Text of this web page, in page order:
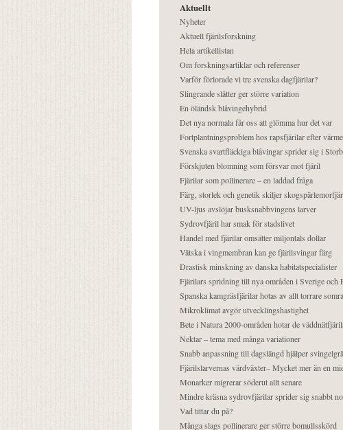
Aktuellt
Nyheter
Aktuell fjärilsforskning
Hela artikellistan
Om forskningsartiklar och referenser
Varför förlorade vi tre svenska dagfjärilar?
Slingrande slåtter ger större variation
En öländsk blåvingehybrid
Det nya normala får oss att glömma hur det var
Fortplantningsproblem hos rapsfjärilar efter
Svenska svartfläckiga blåvingar sprider sig i
Förskjuten blomning som försvar mot fjäril
Fjärilar som pollinerare – en laddad fråga
Färg, storlek och genetik skiljer
UV-ljus avslöjar busksnabbvingens larver
Sydrovfjäril har smak för stadslivet
Handel med fjärilar omsätter miljontals dollar
Vätska i vingmembran kan ge fjärilsvingar färg
Drastisk minskning av danska habitatspecialister
Fjärilars spridning till nya områden i Sverige och
Spanska kamgräsfjärilar hotas av allt torrare
Mikroklimat avgör utvecklingshastighet
Bete i Natura 2000-områden hotar de
Nektar – tema med många variationer
Snabb anpassning till dagslängd hjälper
Fjärilslarvernas värdväxter– Mycket mer än en
Monarker migrerar söderut allt senare
Mindre kräsna sydrovfjärilar sprider sig snabbt
Vad tittar du på?
Många slags pollinerare ger större bomullsskörd